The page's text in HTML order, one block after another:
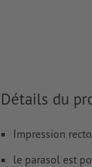
Détails du
Impression recto
le parasol est